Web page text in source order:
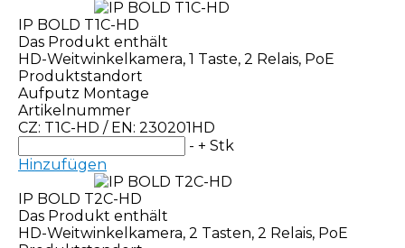
IP BOLD T1C-HD
Das Produkt enthält
HD-Weitwinkelkamera, 1 Taste, 2 Relais, PoE
Produktstandort
Aufputz Montage
Artikelnummer
CZ: T1C-HD / EN: 230201HD
- + Stk
Hinzufügen
IP BOLD T2C-HD
Das Produkt enthält
HD-Weitwinkelkamera, 2 Tasten, 2 Relais, PoE